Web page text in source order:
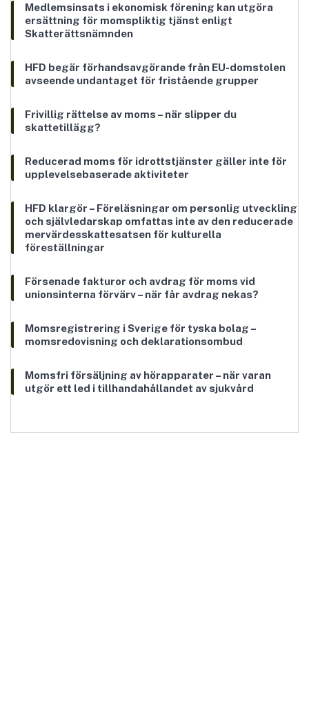
Medlemsinsats i ekonomisk förening kan utgöra
ersättning för momspliktig tjänst enligt
Skatterättsnämnden
HFD begär förhandsavgörande från EU-domstolen
avseende undantaget för fristående grupper
Frivillig rättelse av moms – när slipper du
skattetillägg?
Reducerad moms för idrottstjänster gäller inte för
upplevelsebaserade aktiviteter
HFD klargör – Föreläsningar om personlig utveckling
och självledarskap omfattas inte av den reducerade
mervärdesskattesatsen för kulturella
föreställningar
Försenade fakturor och avdrag för moms vid
unionsinterna förvärv – när får avdrag nekas?
Momsregistrering i Sverige för tyska bolag –
momsredovisning och deklarationsombud
Momsfri försäljning av hörapparater – när varan
utgör ett led i tillhandahållandet av sjukvård